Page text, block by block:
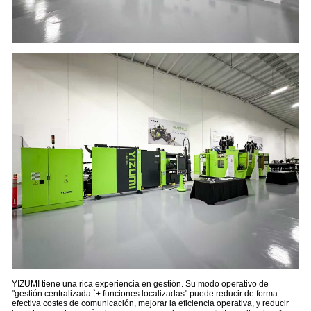
YIZUMI tiene una rica experiencia en gestión. Su modo operativo de
"gestión centralizada `+ funciones localizadas" puede reducir de forma
efectiva costes de comunicación, mejorar la eficiencia operativa, y reducir